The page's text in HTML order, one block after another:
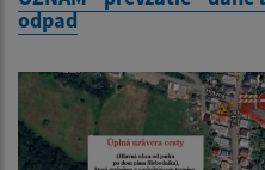
odpad